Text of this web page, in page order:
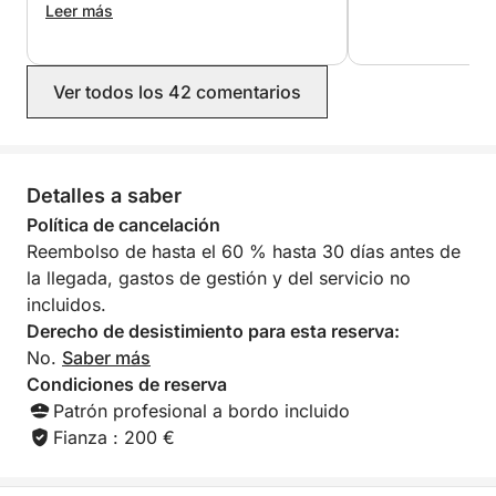
¡Prepara tu toalla, protector solar y buena onda! ¡El
únete a nosotros a bordo para un día inolvidable.
-------------------------------
-------------------------------
-------------------------------
-------------------------------
encarecidamente; fue nuestro día
Leer más
Ver todos los 42 comentarios
Detalles a saber
Política de cancelación
Reembolso de hasta el 60 % hasta 30 días antes de
la llegada, gastos de gestión y del servicio no
incluidos.
Derecho de desistimiento para esta reserva:
No. Saber más
Condiciones de reserva
Patrón profesional a bordo incluido
Fianza : 200 €